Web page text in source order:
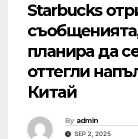
Starbucks
планира да
оттегли
Китай
By admin
SEP 2, 2025